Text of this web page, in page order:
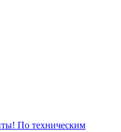
По техническим